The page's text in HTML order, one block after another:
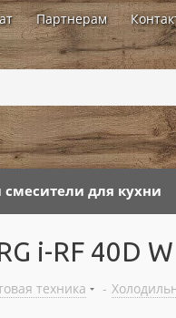
Партнерам
для кухни
i-RF 40D W
техника -